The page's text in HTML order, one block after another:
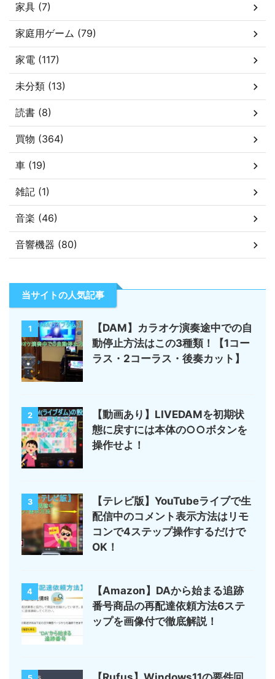
家具 (7)
家庭用ゲーム (79)
家電 (117)
未分類 (13)
読書 (8)
買物 (364)
車 (19)
雑記 (1)
音楽 (46)
音響機器 (80)
当サイトの人気記事
1
【DAM】カラオケ演奏途中での自
動停止方法はこの3種類！【1コー
ラス・2コーラス・後奏カット】
2
【動画あり】LIVEDAMを初期状
態に戻すには本体の○○ボタンを
操作せよ！
3
【テレビ版】YouTubeライブで生
配信中のコメント表示方法はリモ
コンで4ステップ操作するだけで
OK！
4
【Amazon】DAから始まる追跡
番号商品の再配達依頼方法6ステ
ップを画像付で徹底解説！